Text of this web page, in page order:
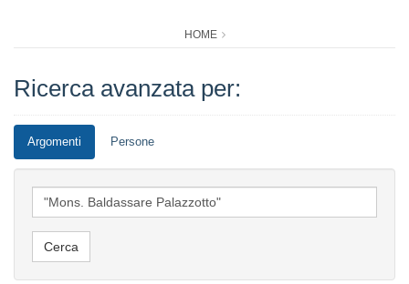
HOME
Ricerca avanzata per:
Argomenti Persone